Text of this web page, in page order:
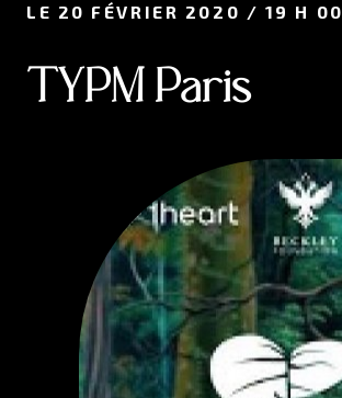
LE 20 FÉVRIER 2020 / 19 H 00
TYPM Paris